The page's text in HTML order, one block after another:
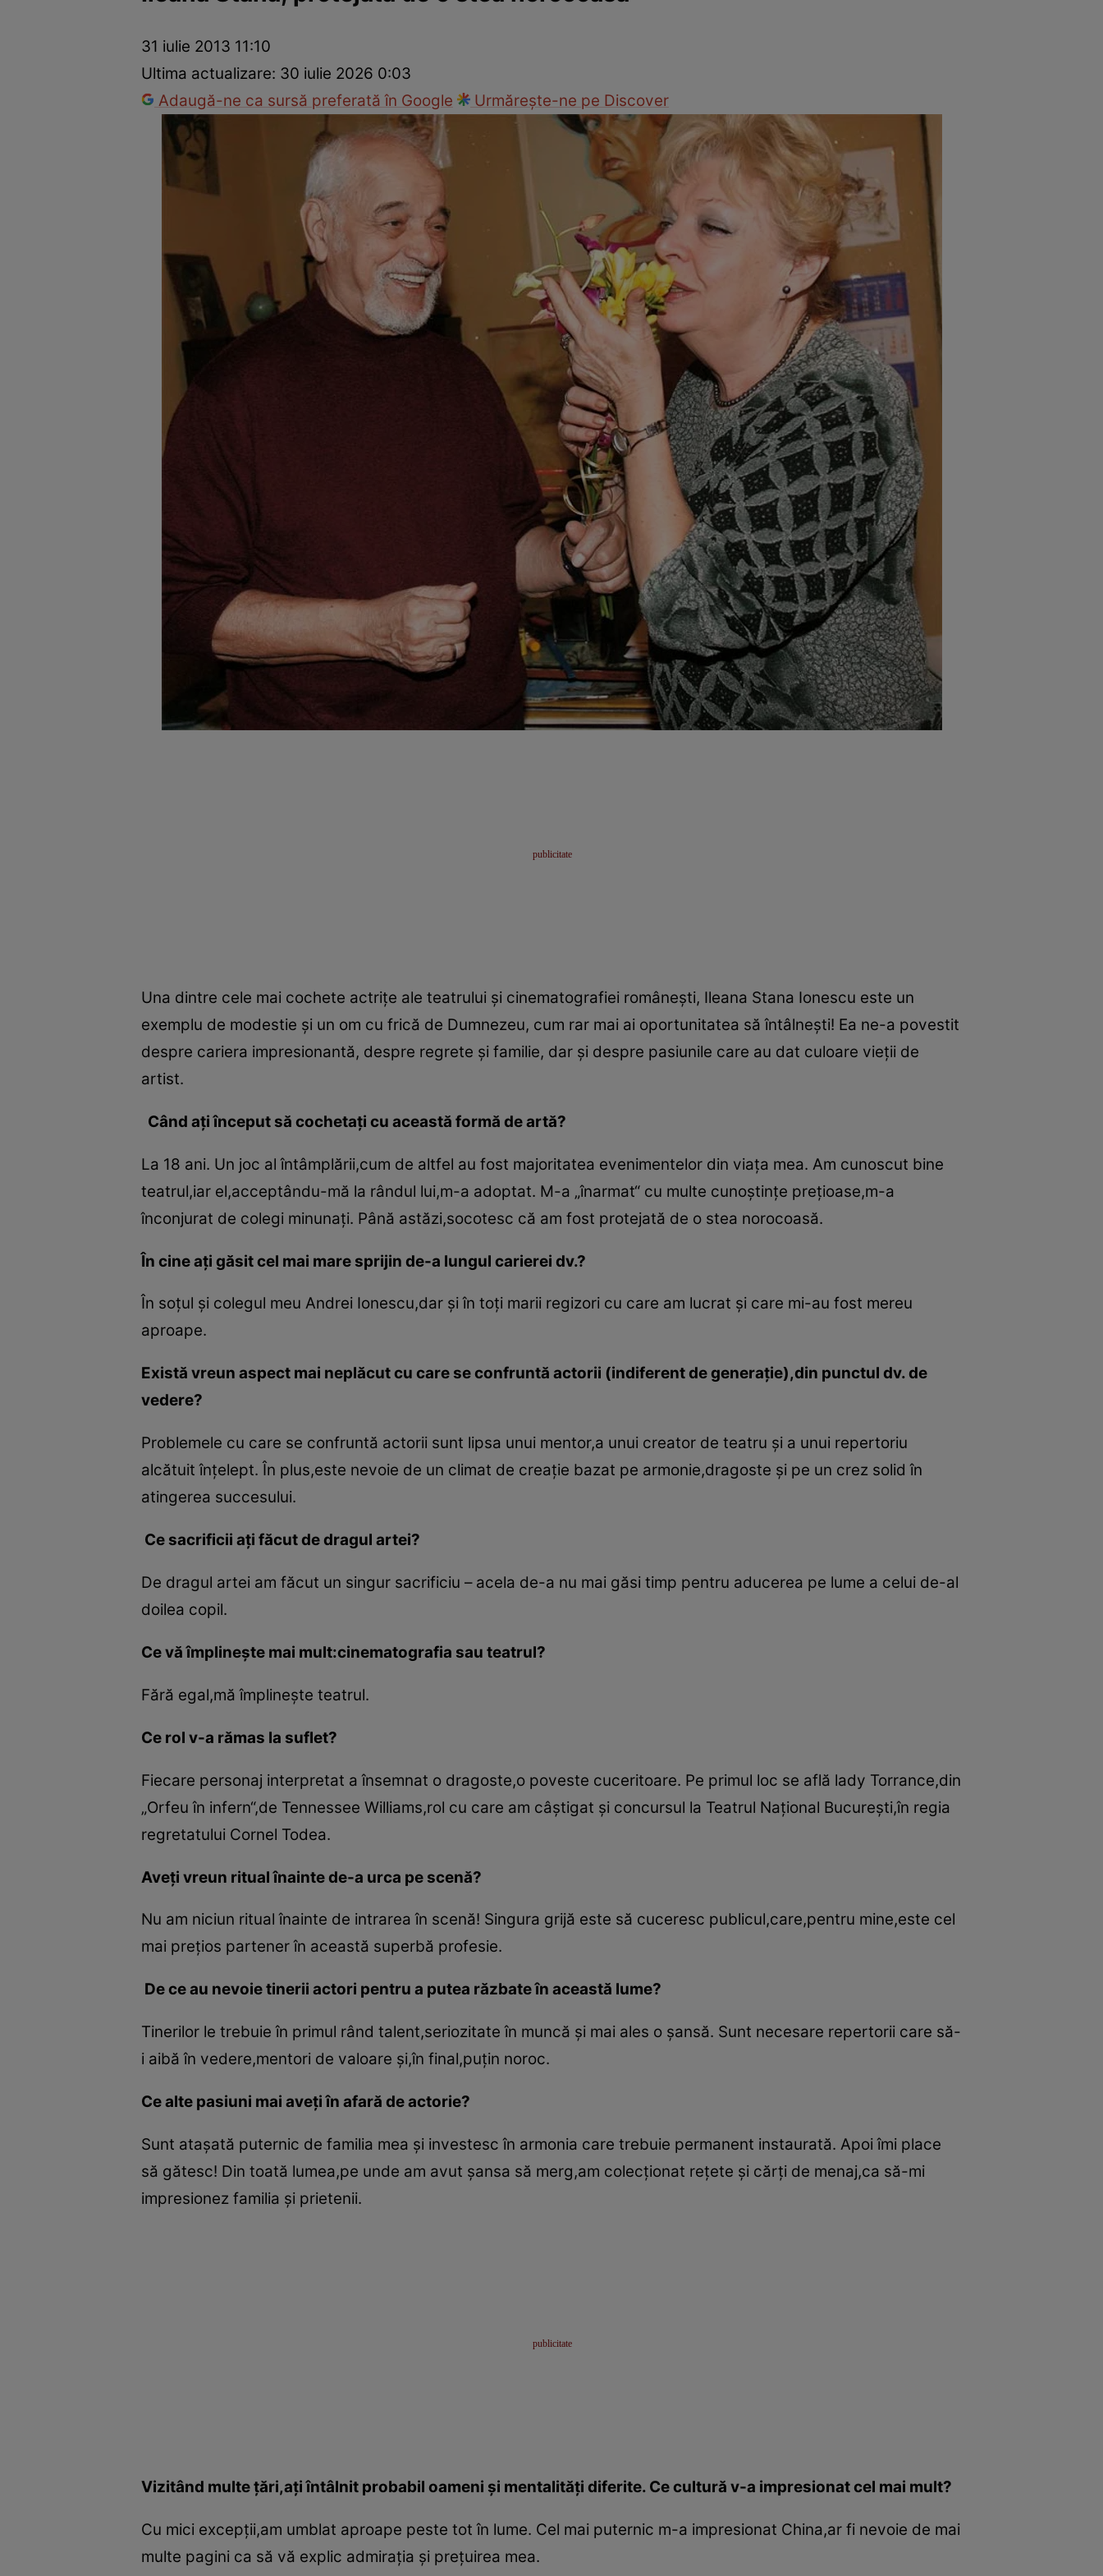
Vedete internaționaleVedete româneștiInterviurile Click!
31 iulie 2013 11:10
Ultima actualizare: 30 iulie 2026 0:03
Adaugă-ne ca sursă preferată în Google
Urmărește-ne pe Discover
Una dintre cele mai cochete actriţe ale teatrului şi cinematografiei româneşti, Ileana Stana Ionescu este un
exemplu de modestie şi un om cu frică de Dumnezeu, cum rar mai ai oportunitatea să întâlneşti! Ea ne-a povestit
despre cariera impresionantă, despre regrete şi familie, dar şi despre pasiunile care au dat culoare vieţii de
artist.
Când aţi început să cochetaţi cu această formă de artă?
La 18 ani. Un joc al întâmplării,cum de altfel au fost majoritatea evenimentelor din viaţa mea. Am cunoscut bine
teatrul,iar el,acceptându-mă la rândul lui,m-a adoptat. M-a „înarmat“ cu multe cunoştinţe preţioase,m-a
înconjurat de colegi minunaţi. Până astăzi,socotesc că am fost protejată de o stea norocoasă.
În cine aţi găsit cel mai mare sprijin de-a lungul carierei dv.?
În soţul şi colegul meu Andrei Ionescu,dar şi în toţi marii regizori cu care am lucrat şi care mi-au fost mereu
aproape.
Există vreun aspect mai neplăcut cu care se confruntă actorii (indiferent de generaţie),din punctul dv. de
vedere?
Problemele cu care se confruntă actorii sunt lipsa unui mentor,a unui creator de teatru şi a unui repertoriu
alcătuit înţelept. În plus,este nevoie de un climat de creaţie bazat pe armonie,dragoste şi pe un crez solid în
atingerea succesului.
Ce sacrificii aţi făcut de dragul artei?
De dragul artei am făcut un singur sacrificiu – acela de-a nu mai găsi timp pentru aducerea pe lume a celui de-al
doilea copil.
Ce vă împlineşte mai mult:cinematografia sau teatrul?
Fără egal,mă împlineşte teatrul.
Ce rol v-a rămas la suflet?
Fiecare personaj interpretat a însemnat o dragoste,o poveste cuceritoare. Pe primul loc se află lady Torrance,din
„Orfeu în infern“,de Tennessee Williams,rol cu care am câştigat şi con­cursul la Teatrul Naţional Bucureşti,în regia
regretatului Cornel Todea.
Aveţi vreun ritual înainte de-a urca pe scenă?
Nu am niciun ritual înainte de intrarea în scenă! Singura grijă este să cuceresc publicul,care,pentru mine,este cel
mai preţios partener în această superbă profesie.
De ce au nevoie tinerii actori pentru a putea răzbate în această lume?
Tinerilor le trebuie în primul rând talent,seriozitate în muncă şi mai ales o şansă. Sunt necesare repertorii care să-
i aibă în vedere,mentori de valoare şi,în final,puţin noroc.
Ce alte pasiuni mai aveţi în afară de actorie?
Sunt ataşată puternic de familia mea şi investesc în armonia care trebuie permanent instaurată. Apoi îmi place
să gătesc! Din toată lumea,pe unde am avut şansa să merg,am colecţionat reţete şi cărţi de menaj,ca să-mi
impresionez familia şi prietenii.
Vizitând multe ţări,aţi întâlnit probabil oameni şi mentalităţi diferite. Ce cultură v-a impresionat cel mai mult?
Cu mici excepţii,am umblat aproape peste tot în lume. Cel mai puternic m-a impresionat China,ar fi nevoie de mai
multe pagini ca să vă explic admiraţia şi preţuirea mea.